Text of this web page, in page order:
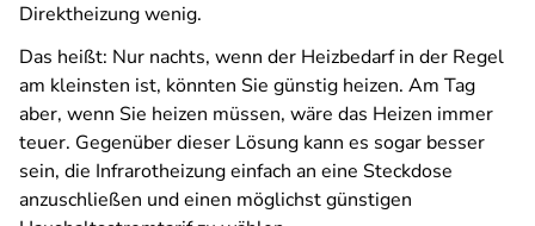
Direktheizung wenig.
Das heißt: Nur nachts, wenn der Heizbedarf in der Regel
am kleinsten ist, könnten Sie günstig heizen. Am Tag
aber, wenn Sie heizen müssen, wäre das Heizen immer
teuer. Gegenüber dieser Lösung kann es sogar besser
sein, die Infrarotheizung einfach an eine Steckdose
anzuschließen und einen möglichst günstigen